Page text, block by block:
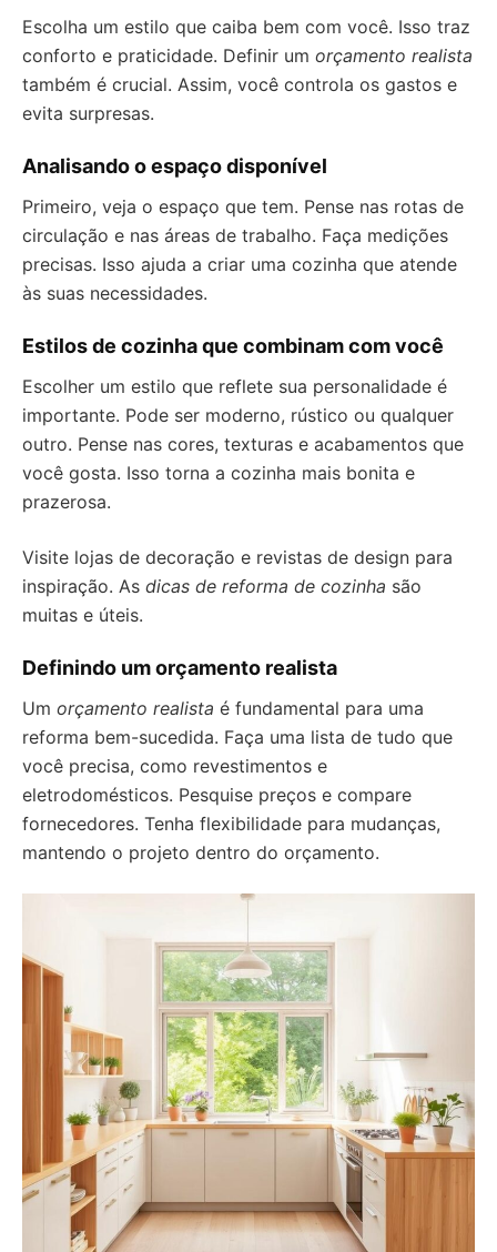
Escolha um estilo que caiba bem com você. Isso traz
conforto e praticidade. Definir um orçamento realista
também é crucial. Assim, você controla os gastos e
evita surpresas.
Analisando o espaço disponível
Primeiro, veja o espaço que tem. Pense nas rotas de
circulação e nas áreas de trabalho. Faça medições
precisas. Isso ajuda a criar uma cozinha que atende
às suas necessidades.
Estilos de cozinha que combinam com você
Escolher um estilo que reflete sua personalidade é
importante. Pode ser moderno, rústico ou qualquer
outro. Pense nas cores, texturas e acabamentos que
você gosta. Isso torna a cozinha mais bonita e
prazerosa.
Visite lojas de decoração e revistas de design para
inspiração. As dicas de reforma de cozinha são
muitas e úteis.
Definindo um orçamento realista
Um orçamento realista é fundamental para uma
reforma bem-sucedida. Faça uma lista de tudo que
você precisa, como revestimentos e
eletrodomésticos. Pesquise preços e compare
fornecedores. Tenha flexibilidade para mudanças,
mantendo o projeto dentro do orçamento.